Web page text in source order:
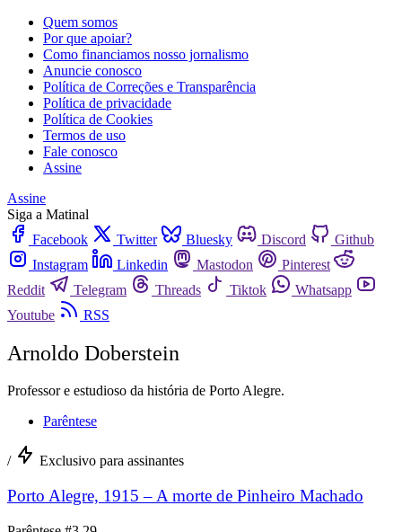
Quem somos
Por que apoiar?
Como financiamos nosso jornalismo
Anuncie conosco
Política de Correções e Transparência
Política de privacidade
Política de Cookies
Termos de uso
Fale conosco
Assine
Assine
Siga a Matinal
Facebook
Twitter Bluesky Discord
Github
Instagram
Linkedin Mastodon
Pinterest
Reddit
Telegram Threads Tiktok
Whatsapp
Youtube
RSS
Arnoldo Doberstein
Professor e estudioso da história de Porto Alegre.
Parêntese
/ Exclusivo para assinantes
Porto Alegre, 1915 – A morte de Pinheiro Machado